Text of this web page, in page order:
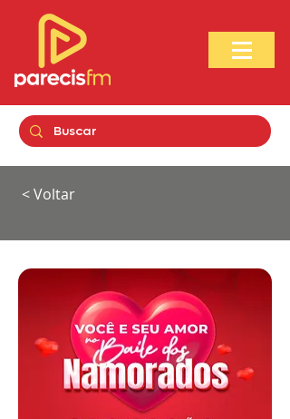
< Voltar